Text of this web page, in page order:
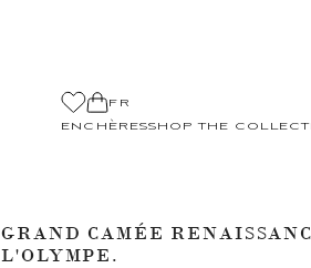
ENCHÈRESSHOP THE
FR
GRAND CAMÉE
L'OLYMPE.